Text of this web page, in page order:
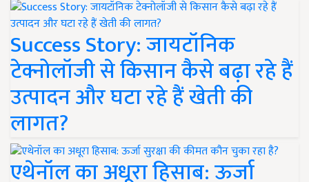
Success Story: जायटॉनिक
टेक्नोलॉजी से किसान कैसे बढ़ा रहे हैं
उत्पादन और घटा रहे हैं खेती की
लागत?
एथेनॉल का अधूरा हिसाब: ऊर्जा